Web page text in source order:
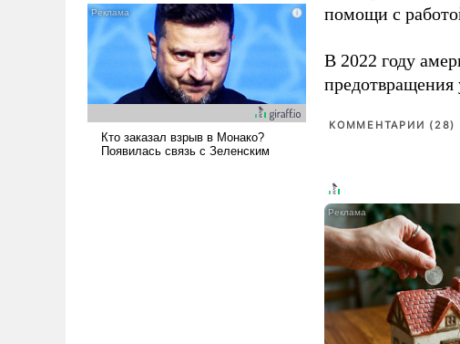
Сложившаяся ситуация
означает многолетний период
уязвимости США, например,
перед Китаем.
помощи с
В 2022 году
предотвращения
КОММЕНТАРИИ (28)